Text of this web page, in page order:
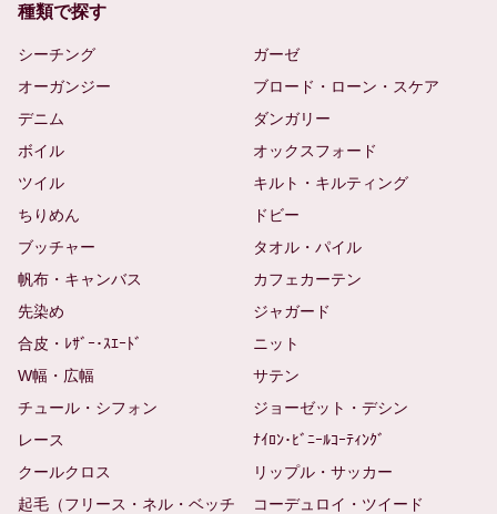
種類で探す
シーチング
ガーゼ
オーガンジー
ブロード・ローン・スケア
デニム
ダンガリー
ボイル
オックスフォード
ツイル
キルト・キルティング
ちりめん
ドビー
ブッチャー
タオル・パイル
帆布・キャンバス
カフェカーテン
先染め
ジャガード
合皮・ﾚｻﾞｰ･ｽｴｰﾄﾞ
ニット
W幅・広幅
サテン
チュール・シフォン
ジョーゼット・デシン
レース
ﾅｲﾛﾝ･ﾋﾞﾆｰﾙｺｰﾃｨﾝｸﾞ
クールクロス
リップル・サッカー
起毛（フリース・ネル・ベッチ
コーデュロイ・ツイード